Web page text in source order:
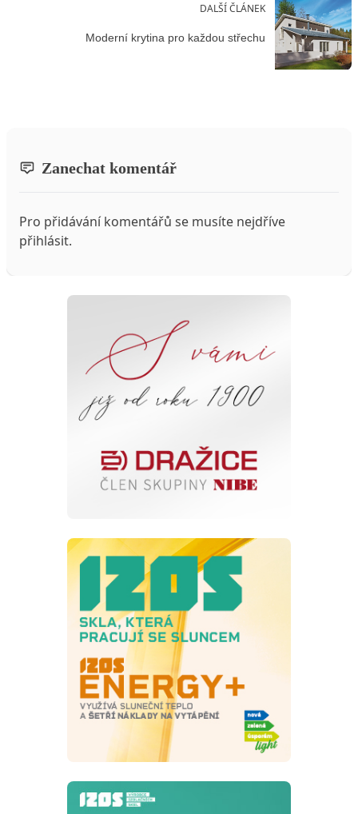
DALŠÍ ČLÁNEK
Moderní krytina pro každou střechu
Zanechat komentář
Pro přidávání komentářů se musíte nejdříve
přihlásit.